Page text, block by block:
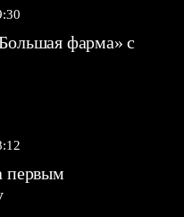
фарма» с
первым